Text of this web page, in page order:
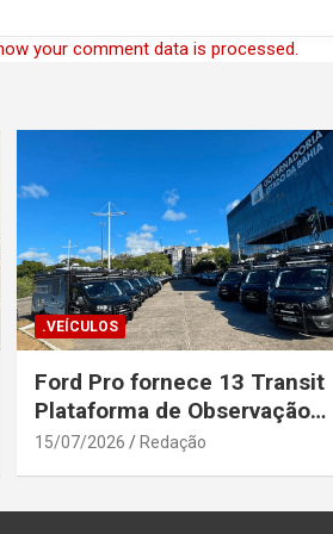
your comment data is processed.
.VEÍCULOS
Ford Pro fornece 13 Transit
Plataforma de Observação
Elevada para a Secretaria de
15/07/2026 Redação